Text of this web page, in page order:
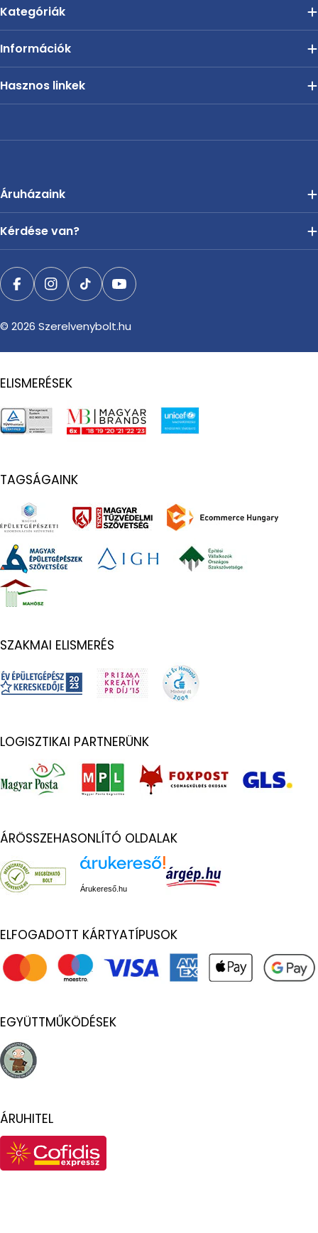
Kategóriák
Információk
Hasznos linkek
Áruházaink
Kérdése van?
FacebookInstagram
TikTokYouTube
© 2026 Szerelvenybolt.hu
ELISMERÉSEK
TAGSÁGAINK
SZAKMAI ELISMERÉS
LOGISZTIKAI PARTNERÜNK
ÁRÖSSZEHASONLÍTÓ OLDALAK
Árukereső.hu
ELFOGADOTT KÁRTYATÍPUSOK
EGYÜTTMŰKÖDÉSEK
ÁRUHITEL